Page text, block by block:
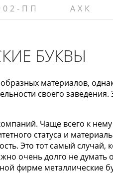
ПП АХК
БУКВЫ
материалов,
своего
Чаще всего к
статуса и
Это тот самый случай,
очень долго не думать
фирме металлические